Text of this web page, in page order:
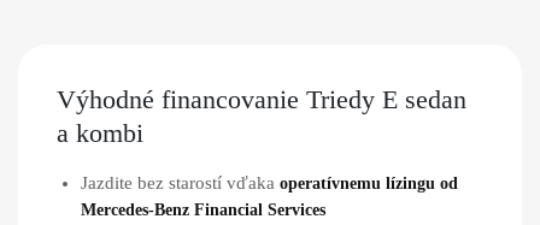
Výhodné financovanie Triedy E sedan
a kombi
Jazdite bez starostí vďaka operatívnemu lízingu od
Mercedes-Benz Financial Services